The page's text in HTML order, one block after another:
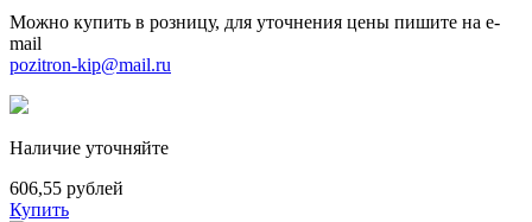
Можно купить в розницу, для уточнения цены пишите на e-
mail
pozitron-kip@mail.ru
Наличие уточняйте
606,55 рублей
Купить